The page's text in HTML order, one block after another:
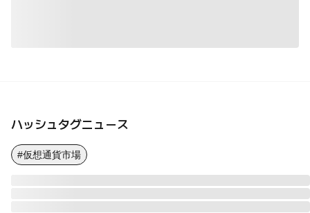
ハッシュタグニュース
#仮想通貨市場